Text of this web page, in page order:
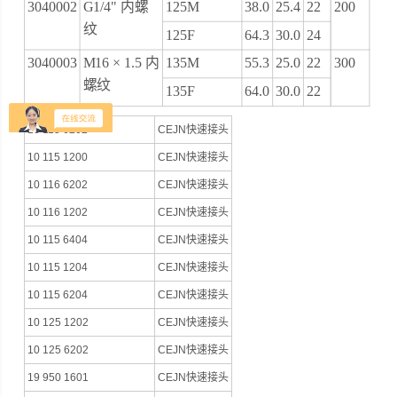
3040002 G1/4" 内螺
纹
125M 38.0 25.4 22 200
125F 64.3 30.0 24
3040003 M16 × 1.5 内
螺纹
135M 55.3 25.0 22 300
135F 64.0 30.0 22
10 115 6202 CEJN快速接头
10 115 1200 CEJN快速接头
10 116 6202 CEJN快速接头
10 116 1202 CEJN快速接头
10 115 6404 CEJN快速接头
10 115 1204 CEJN快速接头
10 115 6204 CEJN快速接头
10 125 1202 CEJN快速接头
10 125 6202 CEJN快速接头
19 950 1601 CEJN快速接头